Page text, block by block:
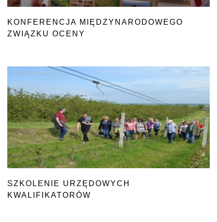
KONFERENCJA MIĘDZYNARODOWEGO
ZWIĄZKU OCENY
SZKOLENIE URZĘDOWYCH
KWALIFIKATORÓW